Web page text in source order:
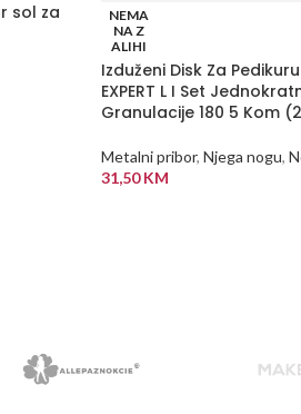
sol za
NEMA
NA Z
ALIHI
Izduženi Disk Za Pedikuru
EXPERT L I Set
Granulacije 180 5 Kom
Metalni pribor, Njega nogu,
31,50KM